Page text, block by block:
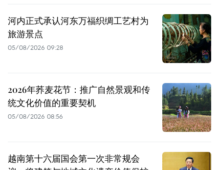
河内正式承认河东万福织绸工艺村为
旅游景点
05/08/2026 09:28
2026年荞麦花节：推广自然景观和传
统文化价值的重要契机
05/08/2026 08:56
越南第十六届国会第一次非常规会